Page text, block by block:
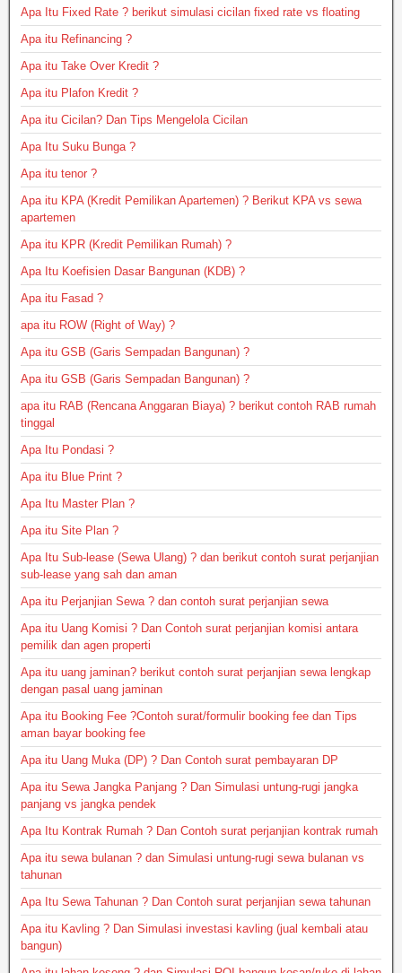
Apa Itu Fixed Rate ? berikut simulasi cicilan fixed rate vs floating
Apa itu Refinancing ?
Apa itu Take Over Kredit ?
Apa itu Plafon Kredit ?
Apa itu Cicilan? Dan Tips Mengelola Cicilan
Apa Itu Suku Bunga ?
Apa itu tenor ?
Apa itu KPA (Kredit Pemilikan Apartemen) ? Berikut KPA vs sewa
apartemen
Apa itu KPR (Kredit Pemilikan Rumah) ?
Apa Itu Koefisien Dasar Bangunan (KDB) ?
Apa itu Fasad ?
apa itu ROW (Right of Way) ?
Apa itu GSB (Garis Sempadan Bangunan) ?
Apa itu GSB (Garis Sempadan Bangunan) ?
apa itu RAB (Rencana Anggaran Biaya) ? berikut contoh RAB rumah
tinggal
Apa Itu Pondasi ?
Apa itu Blue Print ?
Apa Itu Master Plan ?
Apa itu Site Plan ?
Apa Itu Sub-lease (Sewa Ulang) ? dan berikut contoh surat perjanjian
sub-lease yang sah dan aman
Apa itu Perjanjian Sewa ? dan contoh surat perjanjian sewa
Apa itu Uang Komisi ? Dan Contoh surat perjanjian komisi antara
pemilik dan agen properti
Apa itu uang jaminan? berikut contoh surat perjanjian sewa lengkap
dengan pasal uang jaminan
Apa itu Booking Fee ?Contoh surat/formulir booking fee dan Tips
aman bayar booking fee
Apa itu Uang Muka (DP) ? Dan Contoh surat pembayaran DP
Apa itu Sewa Jangka Panjang ? Dan Simulasi untung-rugi jangka
panjang vs jangka pendek
Apa Itu Kontrak Rumah ? Dan Contoh surat perjanjian kontrak rumah
Apa itu sewa bulanan ? dan Simulasi untung-rugi sewa bulanan vs
tahunan
Apa Itu Sewa Tahunan ? Dan Contoh surat perjanjian sewa tahunan
Apa itu Kavling ? Dan Simulasi investasi kavling (jual kembali atau
bangun)